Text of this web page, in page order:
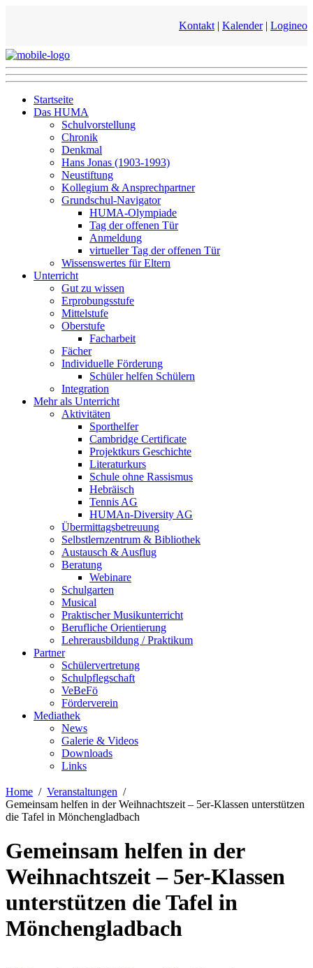
Kontakt | Kalender| Logineo
Startseite
Das HUMA
Schulvorstellung
Chronik
Denkmal
Hans Jonas (1903-1993)
Neustiftung
Kollegium & Ansprechpartner
Grundschul-Navigator
HUMA-Olympiade
Tag der offenen Tür
Anmeldung
virtueller Tag der offenen Tür
Wissenswertes für Eltern
Unterricht
Gut zu wissen
Erprobungsstufe
Mittelstufe
Oberstufe
Facharbeit
Fächer
Individuelle Förderung
Schüler helfen Schülern
Integration
Mehr als Unterricht
Aktivitäten
Sporthelfer
Cambridge Certificate
Projektkurs Geschichte
Literaturkurs
Schule ohne Rassismus
Hebräisch
Tennis AG
HUMAn-Diversity AG
Übermittagsbetreuung
Selbstlernzentrum & Bibliothek
Austausch & Ausflug
Beratung
Webinare
Schulgarten
Musical
Praktischer Musikunterricht
Berufliche Orientierung
Lehrerausbildung / Praktikum
Partner
Schülervertretung
Schulpflegschaft
VeBeFö
Förderverein
Mediathek
News
Galerie & Videos
Downloads
Links
Home
Veranstaltungen
Gemeinsam helfen in der Weihnachtszeit – 5er-Klassen unterstützen
die Tafel in Mönchengladbach
Gemeinsam helfen in der
Weihnachtszeit – 5er-Klassen
unterstützen die Tafel in
Mönchengladbach